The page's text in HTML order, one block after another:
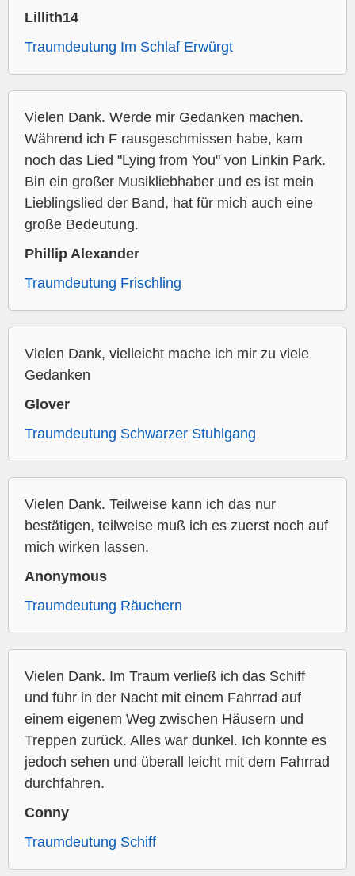
Lillith14
Traumdeutung Im Schlaf Erwürgt
Vielen Dank. Werde mir Gedanken machen.
Während ich F rausgeschmissen habe, kam
noch das Lied "Lying from You" von Linkin Park.
Bin ein großer Musikliebhaber und es ist mein
Lieblingslied der Band, hat für mich auch eine
große Bedeutung.
Phillip Alexander
Traumdeutung Frischling
Vielen Dank, vielleicht mache ich mir zu viele
Gedanken
Glover
Traumdeutung Schwarzer Stuhlgang
Vielen Dank. Teilweise kann ich das nur
bestätigen, teilweise muß ich es zuerst noch auf
mich wirken lassen.
Anonymous
Traumdeutung Räuchern
Vielen Dank. Im Traum verließ ich das Schiff
und fuhr in der Nacht mit einem Fahrrad auf
einem eigenem Weg zwischen Häusern und
Treppen zurück. Alles war dunkel. Ich konnte es
jedoch sehen und überall leicht mit dem Fahrrad
durchfahren.
Conny
Traumdeutung Schiff